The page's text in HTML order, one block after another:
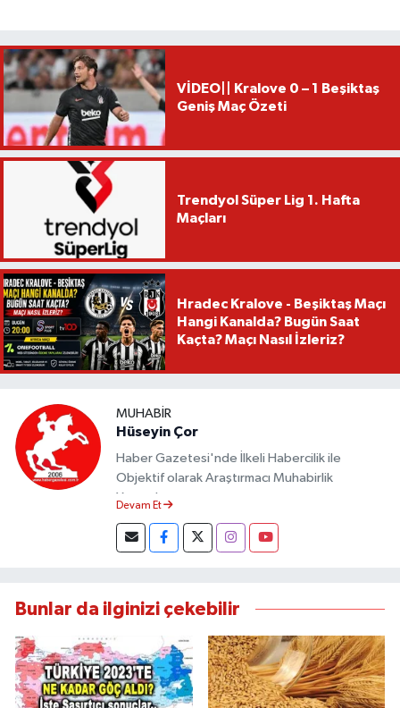
VİDEO|| Kralove 0 – 1 Beşiktaş
Geniş Maç Özeti
Trendyol Süper Lig 1. Hafta
Maçları
Hradec Kralove - Beşiktaş Maçı
Hangi Kanalda? Bugün Saat
Kaçta? Maçı Nasıl İzleriz?
MUHABIR
Hüseyin Çor
Haber Gazetesi'nde İlkeli Habercilik ile
Objektif olarak Araştırmacı Muhabirlik
Yapmaktayım.
Devam Et
Bunlar da ilginizi çekebilir